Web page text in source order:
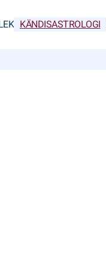
KÄNDISASTROLOGI